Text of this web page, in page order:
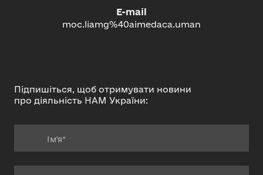
E-mail
moc.liamg%40aimedaca.uman
Підпишіться, щоб отримувати новини
про діяльність НАМ України: